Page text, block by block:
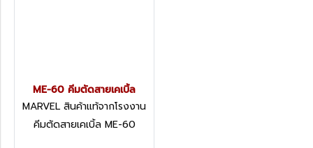
ME-60 คีมตัดสายเคเบิ้ล
MARVEL สินค้าแท้จากโรงงาน
ME-60
คีมตัดสายเคเบิ้ล ME-60